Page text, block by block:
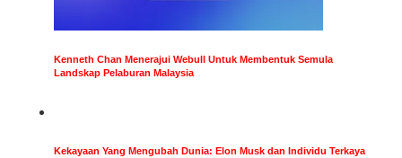
Kenneth Chan Menerajui Webull Untuk Membentuk Semula
Landskap Pelaburan Malaysia
Kekayaan Yang Mengubah Dunia: Elon Musk dan Individu Terkaya